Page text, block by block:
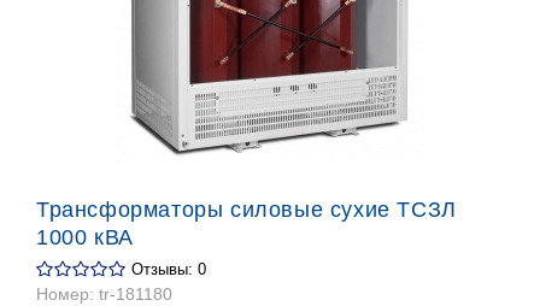
Трансформаторы силовые сухие ТСЗЛ
1000 кВА
Отзывы: 0
Номер: tr-181180